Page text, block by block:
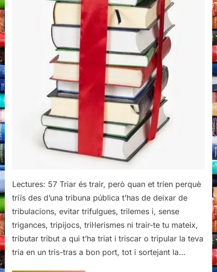
Lectures: 57 Triar és trair, però quan et trien perquè
triïs des d’una tribuna pública t’has de deixar de
tribulacions, evitar trifulgues, trilemes i, sense
trigances, tripijocs, tril·lerismes ni trair-te tu mateix,
tributar tribut a qui t’ha triat i triscar o tripular la teva
tria en un tris-tras a bon port, tot i sortejant la…